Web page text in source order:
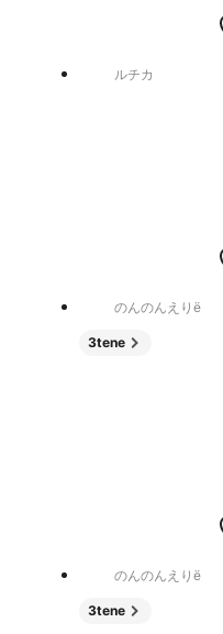
ルチカ
のんのんえりë
3tene
のんのんえりë
3tene